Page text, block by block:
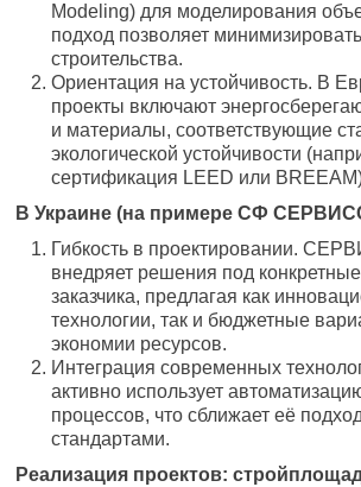
Modeling) для моделирования
подход позволяет
строительства.
Ориентация на устойчивость. В
проекты включают
и материалы, соответствующие
экологической устойчивости
сертификация LEED или
В Украине (на примере СФ
Гибкость в проектировании.
внедряет решения под
заказчика, предлагая как
технологии, так и бюджетные
экономии ресурсов.
Интеграция современных
активно использует
процессов, что сближает её
стандартами.
Реализация проектов: